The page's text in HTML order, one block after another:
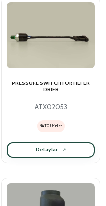
PRESSURE SWITCH FOR FILTER
DRIER
ATX02053
NATO Ürünleri
Detaylar